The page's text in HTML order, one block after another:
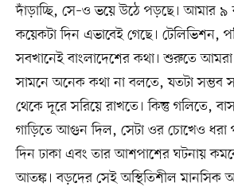
দাঁড়াচ্ছি, সে–ও ভয়ে উঠে পড়ছে। আমার
কয়েকটা দিন এভাবেই গেছে। টেলিভিশন,
সবখানেই বাংলাদেশের কথা। শুরুতে আমরা
সামনে অনেক কথা না বলতে, যতটা সম্ভব
থেকে দূরে সরিয়ে রাখতে। কিন্তু গলিতে,
গাড়িতে আগুন দিল, সেটা ওর চোখেও
দিন ঢাকা এবং তার আশপাশের ঘটনায়
আতঙ্ক। বড়দের সেই অস্থিতিশীল মানসিক